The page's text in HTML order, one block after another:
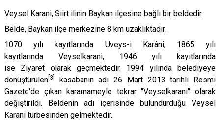
Veysel Karani, Siirt ilinin Baykan ilçesine bağlı bir beldedir.
Belde, Baykan ilçe merkezine 8 km uzaklıktadır.
1070 yılı kayıtlarında Uveys-i Karânî, 1865 yılı
kayıtlarında Veyselkarani, 1946 yılı kayıtlarında
ise Ziyaret olarak geçmektedir. 1994 yılında belediyeye
dönüştürülen [3]
kasabanın adı 26 Mart 2013 tarihli Resmi
Gazete'de çıkan kararnameyle tekrar "Veyselkarani" olarak
değiştirildi. Beldenin adı içerisinde bulundurduğu Veysel
Karani türbesinden gelmektedir.